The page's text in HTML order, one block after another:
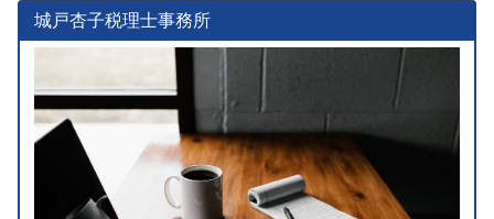
城戸杏子税理士事務所